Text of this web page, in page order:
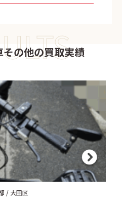
の他の買取実績
/ 大田区